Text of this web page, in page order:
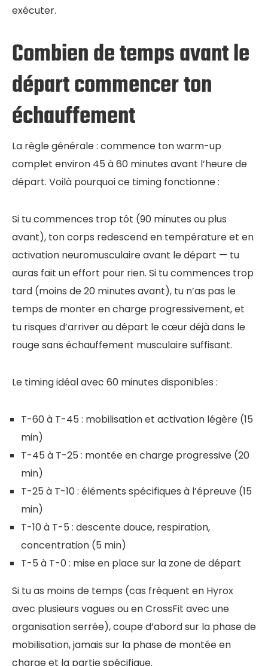
exécuter.
Combien de temps avant le
départ commencer ton
échauffement
La règle générale : commence ton warm-up
complet environ 45 à 60 minutes avant l’heure de
départ. Voilà pourquoi ce timing fonctionne :
Si tu commences trop tôt (90 minutes ou plus
avant), ton corps redescend en température et en
activation neuromusculaire avant le départ — tu
auras fait un effort pour rien. Si tu commences trop
tard (moins de 20 minutes avant), tu n’as pas le
temps de monter en charge progressivement, et
tu risques d’arriver au départ le cœur déjà dans le
rouge sans échauffement musculaire suffisant.
Le timing idéal avec 60 minutes disponibles :
T-60 à T-45 : mobilisation et activation légère (15
min)
T-45 à T-25 : montée en charge progressive (20
min)
T-25 à T-10 : éléments spécifiques à l’épreuve (15
min)
T-10 à T-5 : descente douce, respiration,
concentration (5 min)
T-5 à T-0 : mise en place sur la zone de départ
Si tu as moins de temps (cas fréquent en Hyrox
avec plusieurs vagues ou en CrossFit avec une
organisation serrée), coupe d’abord sur la phase de
mobilisation, jamais sur la phase de montée en
charge et la partie spécifique.